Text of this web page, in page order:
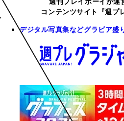
週刊プレイボーイが運
コンテンツサイト『週プ
デジタル写真集などグラビア盛